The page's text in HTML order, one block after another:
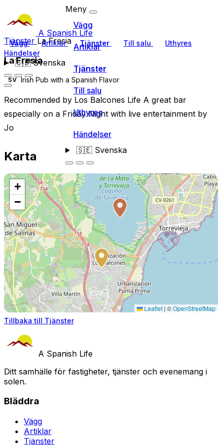
A Spanish Life
Vägg Artiklar Tjänster Till salu
Uthyres
Händelser
🇸🇪Svenska
Meny
Vägg
Artiklar
Tjänster
Till salu
Uthyres
Händelser
🇸🇪Svenska
Tjänster La Fresia
La Fresia
SV Irish Pub with a Spanish Flavor
Recommended by Los Balcones Life A great bar
especially on a Friday Night with live entertainment by
Jo
Karta
+
−
Leaflet | ©OpenStreetMap
Tillbaka till Tjänster
A Spanish Life
Ditt samhälle för fastigheter, tjänster och evenemang i
solen.
Bläddra
Vägg
Artiklar
Tjänster